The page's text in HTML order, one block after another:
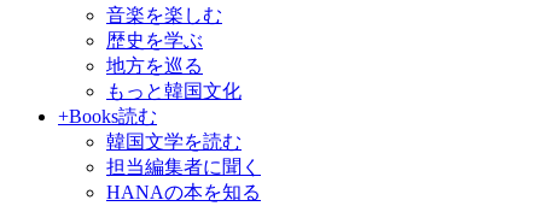
音楽を楽しむ
歴史を学ぶ
地方を巡る
もっと韓国文化
+Books読む
韓国文学を読む
担当編集者に聞く
HANAの本を知る